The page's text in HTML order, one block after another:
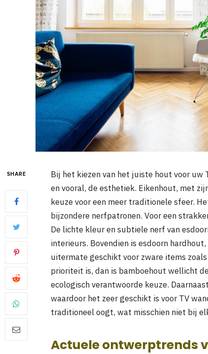
SHARE
Bij het kiezen van het juiste hout voor uw
en vooral, de esthetiek. Eikenhout, met
keuze voor een meer traditionele sfeer.
bijzondere nerfpatronen. Voor een
De lichte kleur en subtiele nerf van
interieurs. Bovendien is esdoorn
uitermate geschikt voor zware items
prioriteit is, dan is bamboehout wellicht
ecologisch verantwoorde keuze.
waardoor het zeer geschikt is voor TV
traditioneel oogt, wat misschien niet bij
Actuele ontwerptrends